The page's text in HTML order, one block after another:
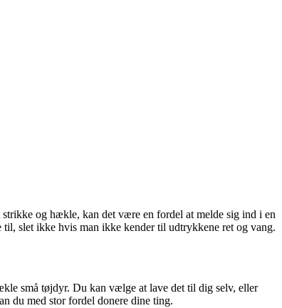
og hækle, kan det være en fordel at melde sig ind i en
slet ikke hvis man ikke kender til udtrykkene ret og vang.
små tøjdyr. Du kan vælge at lave det til dig selv, eller
du med stor fordel donere dine ting.